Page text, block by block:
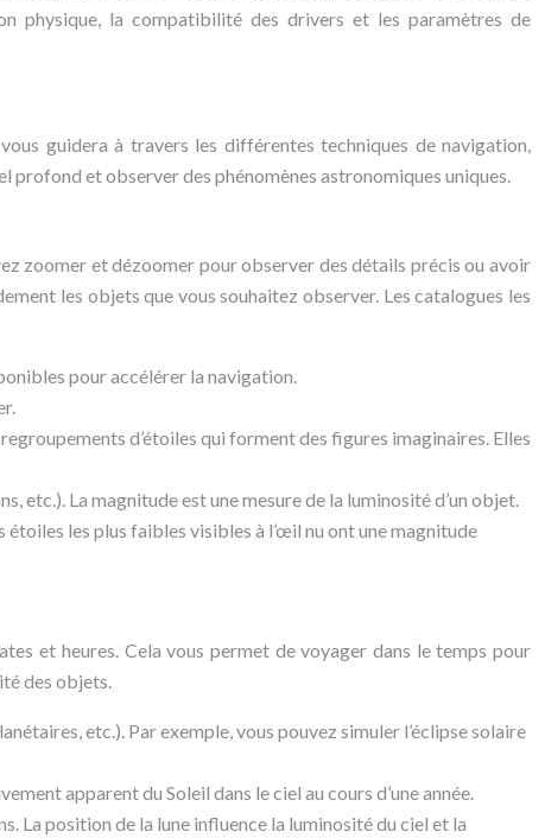
physique, la compatibilité des drivers et les paramètres de
guidera à travers les différentes techniques de navigation,
et observer des phénomènes astronomiques uniques.
zoomer et dézoomer pour observer des détails précis ou avoir
les objets que vous souhaitez observer. Les catalogues les
pour accélérer la navigation.
d’étoiles qui forment des figures imaginaires. Elles
etc.). La magnitude est une mesure de la luminosité d’un objet.
étoiles les plus faibles visibles à l’œil nu ont une magnitude
et heures. Cela vous permet de voyager dans le temps pour
des objets.
etc.). Par exemple, vous pouvez simuler l’éclipse solaire
apparent du Soleil dans le ciel au cours d’une année.
La position de la lune influence la luminosité du ciel et la